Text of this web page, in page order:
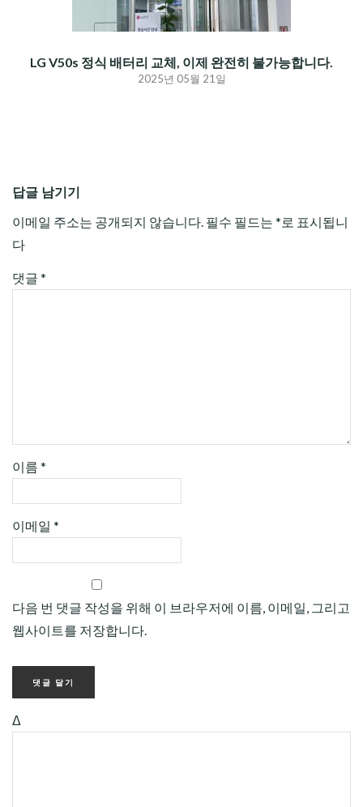
LG V50s 정식 배터리 교체, 이제 완전히 불가능합니다.
2025년 05월 21일
답글 남기기
이메일 주소는 공개되지 않습니다. 필수 필드는 * 로 표시됩니
다
댓글 *
이름 *
이메일 *
다음 번 댓글 작성을 위해 이 브라우저에 이름, 이메일, 그리고
웹사이트를 저장합니다.
Δ